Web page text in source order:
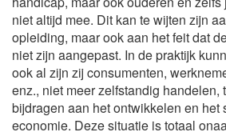
niet altijd mee. Dit kan te wijten zijn
opleiding, maar ook aan het feit dat
niet zijn aangepast. In de praktijk
ook al zijn zij consumenten,
enz., niet meer zelfstandig handelen,
bijdragen aan het ontwikkelen en het
economie. Deze situatie is totaal